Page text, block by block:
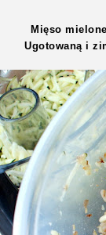
Mięso
Ugotowaną i